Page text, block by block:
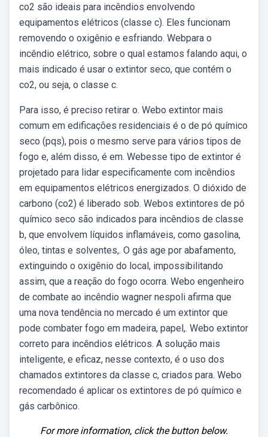
co2 são ideais para incêndios envolvendo
equipamentos elétricos (classe c). Eles funcionam
removendo o oxigênio e esfriando. Webpara o
incêndio elétrico, sobre o qual estamos falando aqui, o
mais indicado é usar o extintor seco, que contém o
co2, ou seja, o classe c.
Para isso, é preciso retirar o. Webo extintor mais
comum em edificações residenciais é o de pó químico
seco (pqs), pois o mesmo serve para vários tipos de
fogo e, além disso, é em. Webesse tipo de extintor é
projetado para lidar especificamente com incêndios
em equipamentos elétricos energizados. O dióxido de
carbono (co2) é liberado sob. Webos extintores de pó
químico seco são indicados para incêndios de classe
b, que envolvem líquidos inflamáveis, como gasolina,
óleo, tintas e solventes,. O gás age por abafamento,
extinguindo o oxigênio do local, impossibilitando
assim, que a reação do fogo ocorra. Webo engenheiro
de combate ao incêndio wagner nespoli afirma que
uma nova tendência no mercado é um extintor que
pode combater fogo em madeira, papel,. Webo extintor
correto para incêndios elétricos. A solução mais
inteligente, e eficaz, nesse contexto, é o uso dos
chamados extintores da classe c, criados para. Webo
recomendado é aplicar os extintores de pó químico e
gás carbônico.
For more information, click the button below.